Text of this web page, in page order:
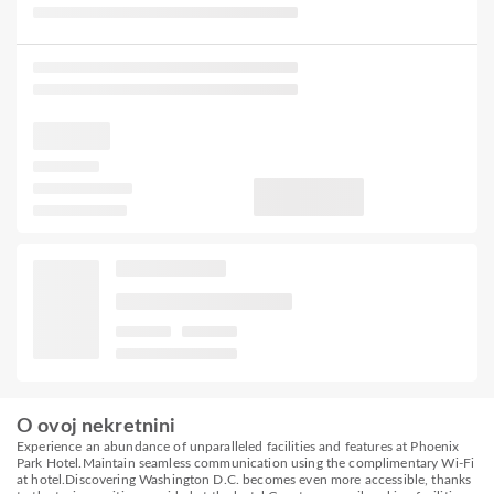
O ovoj nekretnini
Experience an abundance of unparalleled facilities and features at Phoenix
Park Hotel.Maintain seamless communication using the complimentary Wi-Fi
at hotel.Discovering Washington D.C. becomes even more accessible, thanks